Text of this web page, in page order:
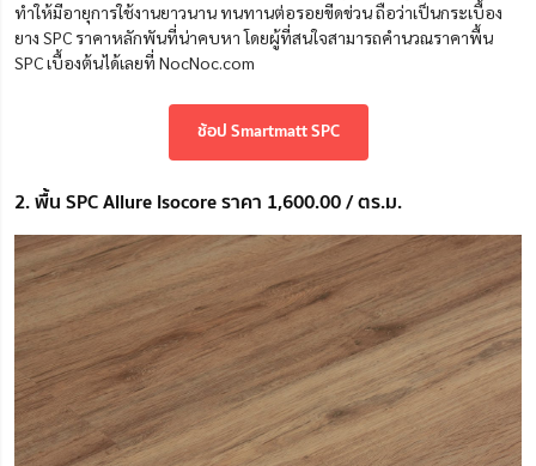
ทำให้มีอายุการใช้งานยาวนาน ทนทานต่อรอยขีดข่วน ถือว่าเป็นกระเบื้อง
ยาง SPC ราคาหลักพันที่น่าคบหา โดยผู้ที่สนใจสามารถคำนวณราคาพื้น
SPC เบื้องต้นได้เลยที่ NocNoc.com
ช้อป Smartmatt SPC
2. พื้น SPC Allure Isocore ราคา 1,600.00 / ตร.ม.